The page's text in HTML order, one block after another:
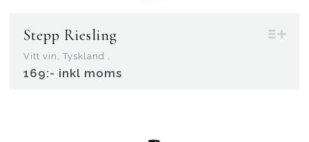
Stepp Riesling
Vitt vin, Tyskland ,
169:- inkl moms